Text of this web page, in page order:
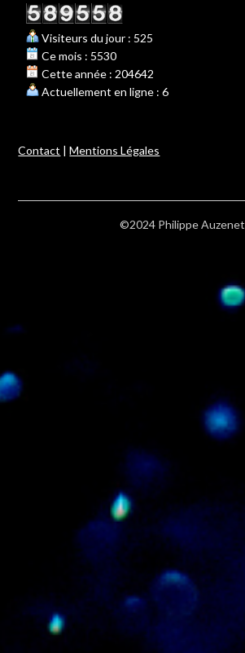
Visiteurs du jour : 525
Ce mois : 5530
Cette année : 204642
Actuellement en ligne : 6
Contact |Mentions Légales
©2024 Philippe Auzenet